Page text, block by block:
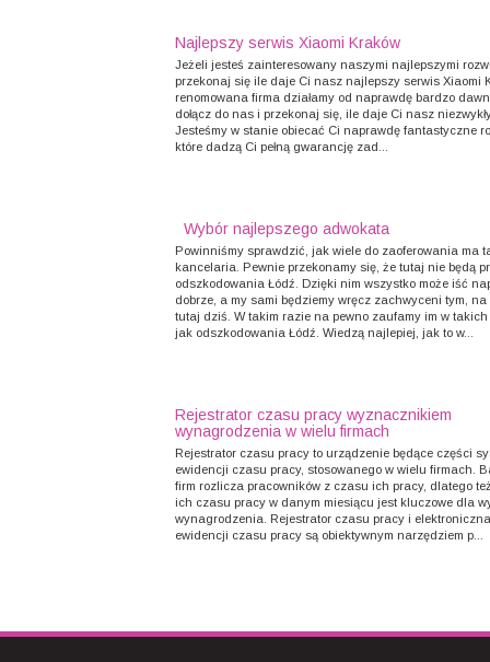
Najlepszy serwis Xiaomi Kraków
Jeżeli jesteś zainteresowany naszymi najlepszymi
przekonaj się ile daje Ci nasz najlepszy serwis Xiaomi
renomowana firma działamy od naprawdę bardzo
dołącz do nas i przekonaj się, ile daje Ci nasz
Jesteśmy w stanie obiecać Ci naprawdę fantastyczne
które dadzą Ci pełną gwarancję zad...
Wybór najlepszego adwokata
Powinniśmy sprawdzić, jak wiele do zaoferowania ma
kancelaria. Pewnie przekonamy się, że tutaj nie będą
odszkodowania Łódź. Dzięki nim wszystko może iść
dobrze, a my sami będziemy wręcz zachwyceni tym,
tutaj dziś. W takim razie na pewno zaufamy im w
jak odszkodowania Łódź. Wiedzą najlepiej, jak to w...
Rejestrator czasu pracy wyznacznikiem
wynagrodzenia w wielu firmach
Rejestrator czasu pracy to urządzenie będące części
ewidencji czasu pracy, stosowanego w wielu firmach.
firm rozlicza pracowników z czasu ich pracy, dlatego
ich czasu pracy w danym miesiącu jest kluczowe dla
wynagrodzenia. Rejestrator czasu pracy i
ewidencji czasu pracy są obiektywnym narzędziem p...